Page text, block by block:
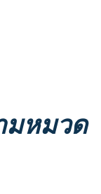
มหมวด